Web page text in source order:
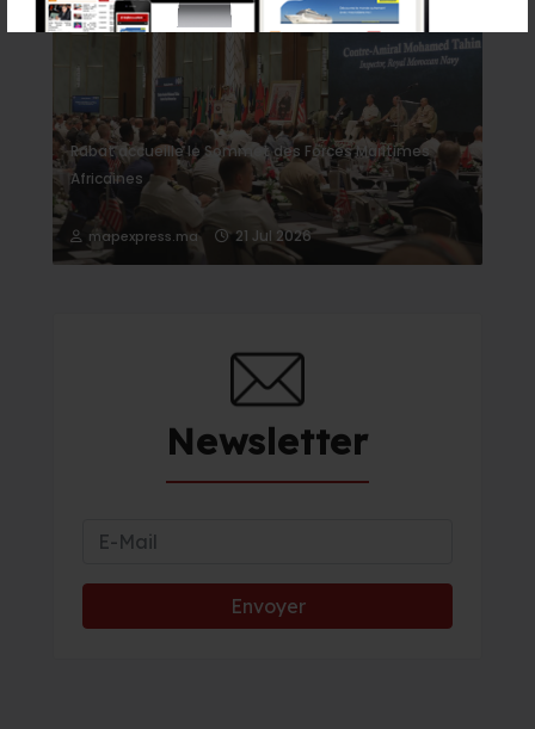
Rabat accueille le Sommet des Forces Maritimes
Africaines
mapexpress.ma 21 Jul 2026
Newsletter